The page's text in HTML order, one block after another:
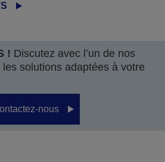
! Discutez avec l’un de nos
solutions adaptées à votre
nous